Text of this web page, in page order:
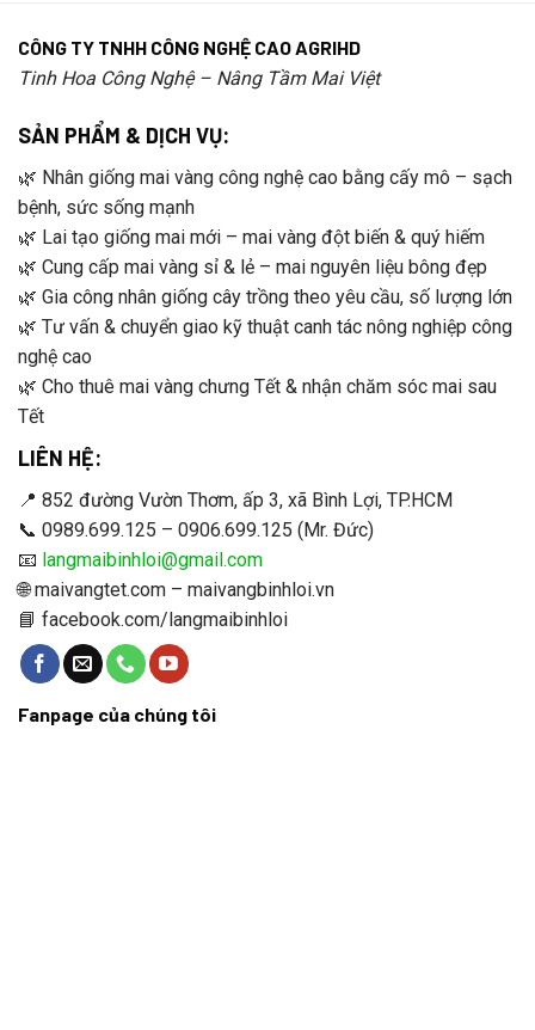
CÔNG TY TNHH CÔNG NGHỆ CAO AGRIHD
Tinh Hoa Công Nghệ – Nâng Tầm Mai Việt
SẢN PHẨM & DỊCH VỤ:
🌿 Nhân giống mai vàng công nghệ cao bằng cấy mô – sạch
bệnh, sức sống mạnh
🌿 Lai tạo giống mai mới – mai vàng đột biến & quý hiếm
🌿 Cung cấp mai vàng sỉ & lẻ – mai nguyên liệu bông đẹp
🌿 Gia công nhân giống cây trồng theo yêu cầu, số lượng lớn
🌿 Tư vấn & chuyển giao kỹ thuật canh tác nông nghiệp công
nghệ cao
🌿 Cho thuê mai vàng chưng Tết & nhận chăm sóc mai sau
Tết
LIÊN HỆ:
📍 852 đường Vườn Thơm, ấp 3, xã Bình Lợi, TP.HCM
📞 0989.699.125 – 0906.699.125 (Mr. Đức)
📧 langmaibinhloi@gmail.com
🌐 maivangtet.com – maivangbinhloi.vn
📘 facebook.com/langmaibinhloi
Fanpage của chúng tôi